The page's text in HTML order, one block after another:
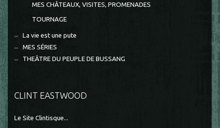
MES CHÂTEAUX, VISITES, PROMENADES
TOURNAGE
La vie est une pute
MES SÉRIES
THEÂTRE DU PEUPLE DE BUSSANG
CLINT EASTWOOD
Le Site Clintisque...